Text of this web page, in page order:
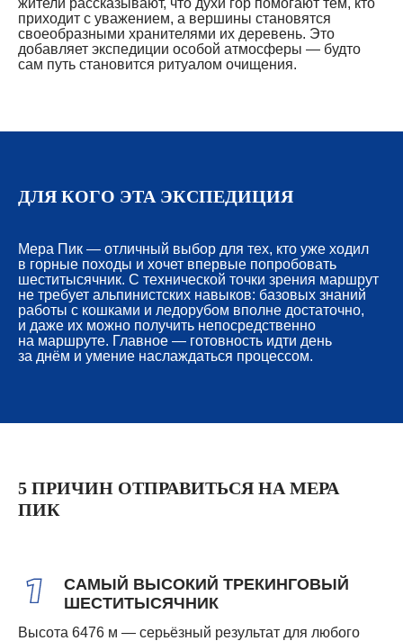
жители рассказывают, что духи гор помогают тем, кто
приходит с уважением, а вершины становятся
своеобразными хранителями их деревень. Это
добавляет экспедиции особой атмосферы — будто
сам путь становится ритуалом очищения.
ДЛЯ КОГО ЭТА ЭКСПЕДИЦИЯ
Мера Пик — отличный выбор для тех, кто уже ходил
в горные походы и хочет впервые попробовать
шеститысячник. С технической точки зрения маршрут
не требует альпинистских навыков: базовых знаний
работы с кошками и ледорубом вполне достаточно,
и даже их можно получить непосредственно
на маршруте. Главное — готовность идти день
за днём и умение наслаждаться процессом.
5 ПРИЧИН ОТПРАВИТЬСЯ НА МЕРА
ПИК
САМЫЙ ВЫСОКИЙ ТРЕКИНГОВЫЙ
ШЕСТИТЫСЯЧНИК
Высота 6476 м — серьёзный результат для любого